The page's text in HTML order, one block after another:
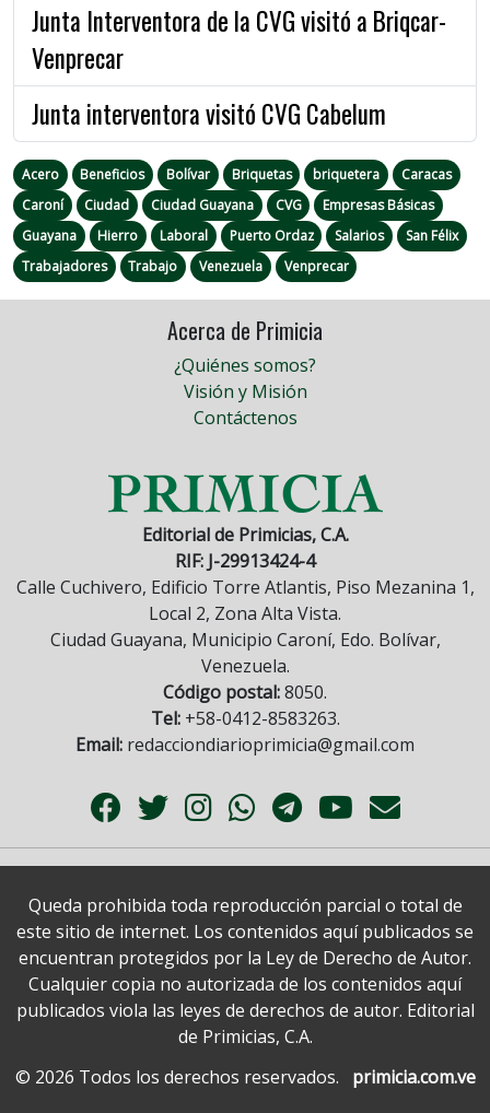
Junta Interventora de la CVG visitó a Briqcar-
Venprecar
Junta interventora visitó CVG Cabelum
Acero Beneficios Bolívar Briquetas briquetera
Caracas
Caroní
Ciudad Ciudad Guayana CVG
Empresas Básicas
Guayana
Hierro Laboral Puerto Ordaz Salarios
San Félix
Trabajadores
Trabajo Venezuela Venprecar
Acerca de Primicia
¿Quiénes somos?
Visión y Misión
Contáctenos
Editorial de Primicias, C.A.
RIF: J-29913424-4
Calle Cuchivero, Edificio Torre Atlantis, Piso Mezanina 1,
Local 2, Zona Alta Vista.
Ciudad Guayana, Municipio Caroní, Edo. Bolívar,
Venezuela.
Código postal:8050.
Tel:+58-0412-8583263.
Email: redacciondiarioprimicia@gmail.com
Queda prohibida toda reproducción parcial o total de
este sitio de internet. Los contenidos aquí publicados se
encuentran protegidos por la Ley de Derecho de Autor.
Cualquier copia no autorizada de los contenidos aquí
publicados viola las leyes de derechos de autor. Editorial
de Primicias, C.A.
© 2026 Todos los derechos reservados.
primicia.com.ve